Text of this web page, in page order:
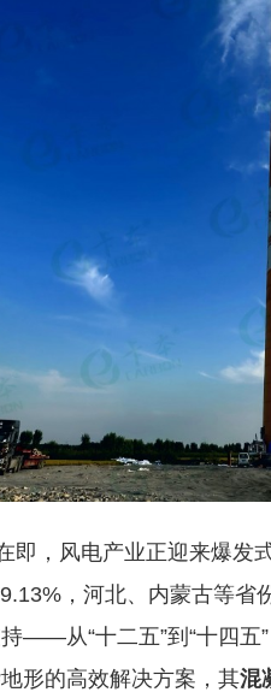
即，风电产业正迎来爆
，河北、内蒙古等
——从“十二五”到“十四五
形的高效解决方案，其混